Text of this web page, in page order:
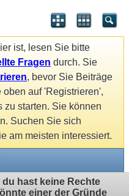
ist, lesen Sie bitte
Fragen durch. Sie
, bevor Sie Beiträge
auf 'Registrieren',
zu starten. Sie können
Suchen Sie sich
am meisten interessiert.
hast keine Rechte
einer der Gründe